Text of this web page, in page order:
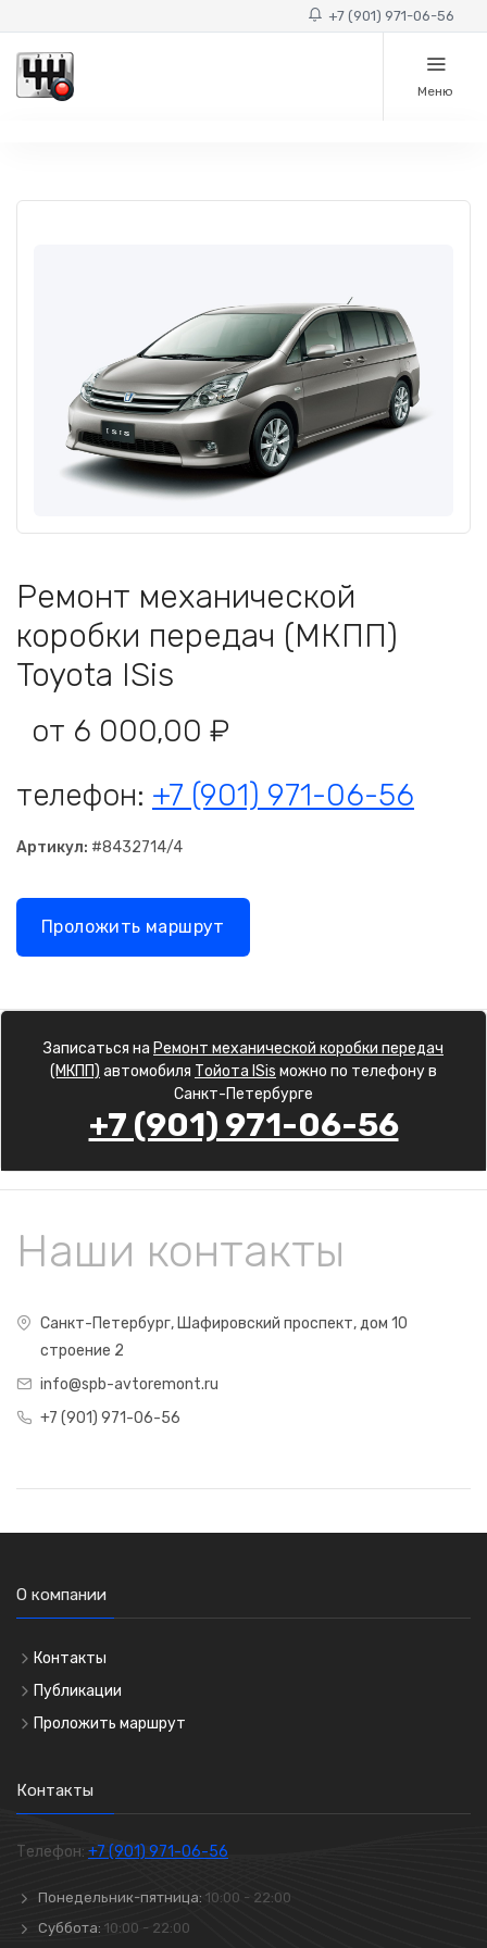
+7 (901) 971-06-56
Меню
Ремонт механической
коробки передач (МКПП)
Toyota ISis
от 6 000,00 ₽
телефон: +7 (901) 971-06-56
Артикул: #8432714/4
Проложить маршрут
Записаться на Ремонт механической коробки передач
(МКПП) автомобиля Тойота ISis можно по телефону в
Санкт-Петербурге
+7 (901) 971-06-56
Наши контакты
Санкт-Петербург, Шафировский проспект, дом 10
строение 2
info@spb-avtoremont.ru
+7 (901) 971-06-56
О компании
Контакты
Публикации
Проложить маршрут
Контакты
Телефон: +7 (901) 971-06-56
Понедельник-пятница: 10:00 - 22:00
Суббота: 10:00 - 22:00